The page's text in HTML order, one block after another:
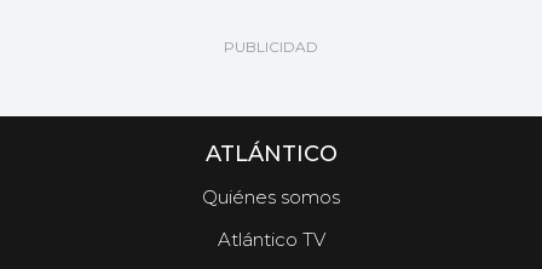
ATLÁNTICO
Quiénes somos
Atlántico TV